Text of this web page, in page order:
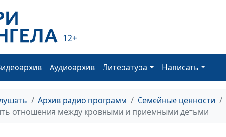
12+
Аудиоархив Литература Написать
Архив радио программ Семейные ценности
отношения между кровными и приемными детьми